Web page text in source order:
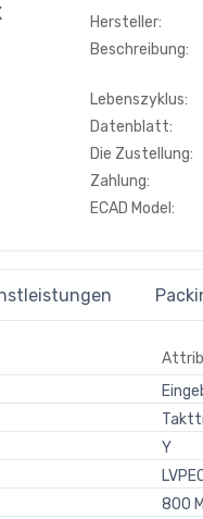
Hersteller:
Beschreibung:
Lebenszyklus:
Datenblatt:
Die Zustellung:
Zahlung:
ECAD Model:
Y
800